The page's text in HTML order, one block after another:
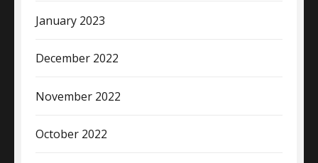
January 2023
December 2022
November 2022
October 2022